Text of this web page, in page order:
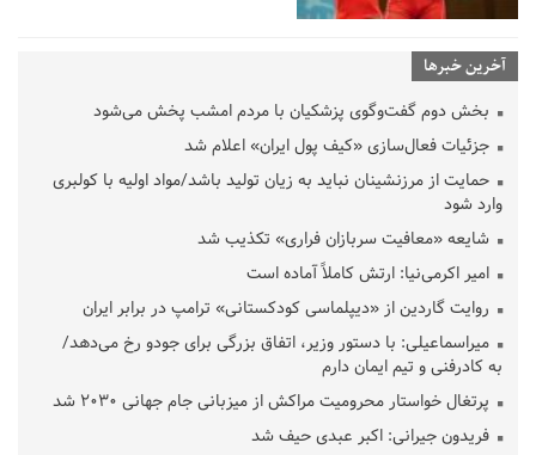
آخرین خبرها
بخش دوم گفت‌وگوی پزشکیان با مردم امشب پخش می‌شود
جزئیات فعال‌سازی «کیف پول ایران» اعلام شد
حمایت از مرزنشینان نباید به زیان تولید باشد/مواد اولیه با کولبری
وارد شود
شایعه «معافیت سربازان فراری» تکذیب شد
امیر اکرمی‌نیا: ارتش کاملاً آماده است
روایت گاردین از «دیپلماسی کودکستانی» ترامپ در برابر ایران
میراسماعیلی: با دستور وزیر، اتفاق بزرگی برای جودو رخ می‌دهد/
به کادرفنی و تیم ایمان دارم
پرتغال خواستار محرومیت مراکش از میزبانی جام جهانی ۲۰۳۰ شد
فریدون جیرانی: اکبر عبدی حیف شد